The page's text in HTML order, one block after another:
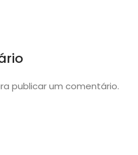
publicar um comentário.